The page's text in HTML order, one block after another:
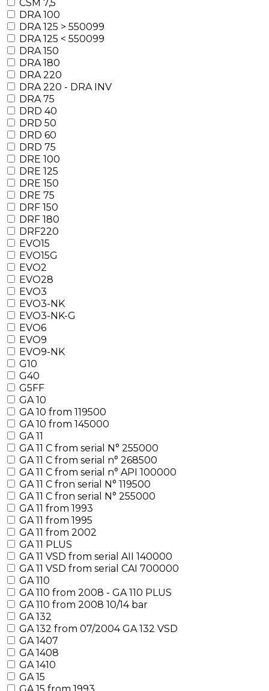
CSM 7,5
DRA 100
DRA 125 > 550099
DRA 125 < 550099
DRA 150
DRA 180
DRA 220
DRA 220 - DRA INV
DRA 75
DRD 40
DRD 50
DRD 60
DRD 75
DRE 100
DRE 125
DRE 150
DRE 75
DRF 150
DRF 180
DRF220
EVO15
EVO15G
EVO2
EVO28
EVO3
EVO3-NK
EVO3-NK-G
EVO6
EVO9
EVO9-NK
G10
G40
G5FF
GA 10
GA 10 from 119500
GA 10 from 145000
GA 11
GA 11 C from serial N° 255000
GA 11 C from serial n° 268500
GA 11 C from serial n° API 100000
GA 11 C fron serial N° 119500
GA 11 C fron serial N° 255000
GA 11 from 1993
GA 11 from 1995
GA 11 from 2002
GA 11 PLUS
GA 11 VSD from serial AII 140000
GA 11 VSD from serial CAI 700000
GA 110
GA 110 from 2008 - GA 110 PLUS
GA 110 from 2008 10/14 bar
GA 132
GA 132 from 07/2004 GA 132 VSD
GA 1407
GA 1408
GA 1410
GA 15